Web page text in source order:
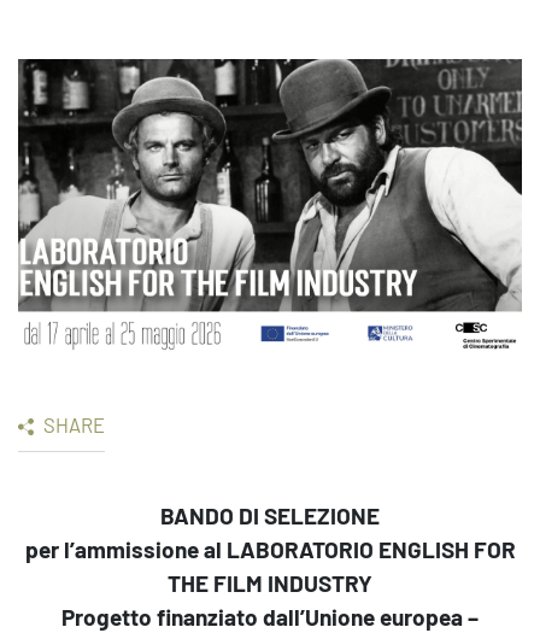
SHARE
BANDO DI SELEZIONE
per l’ammissione al LABORATORIO ENGLISH FOR
THE FILM INDUSTRY
Progetto finanziato dall’Unione europea –